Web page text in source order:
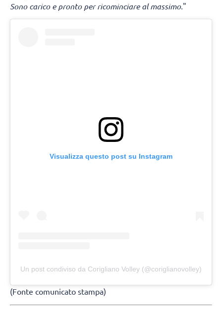
Sono carico e pronto per ricominciare al massimo."
Visualizza questo post su Instagram
Un post condiviso da Corigliano Volley (@coriglianovolley)
(Fonte comunicato stampa)